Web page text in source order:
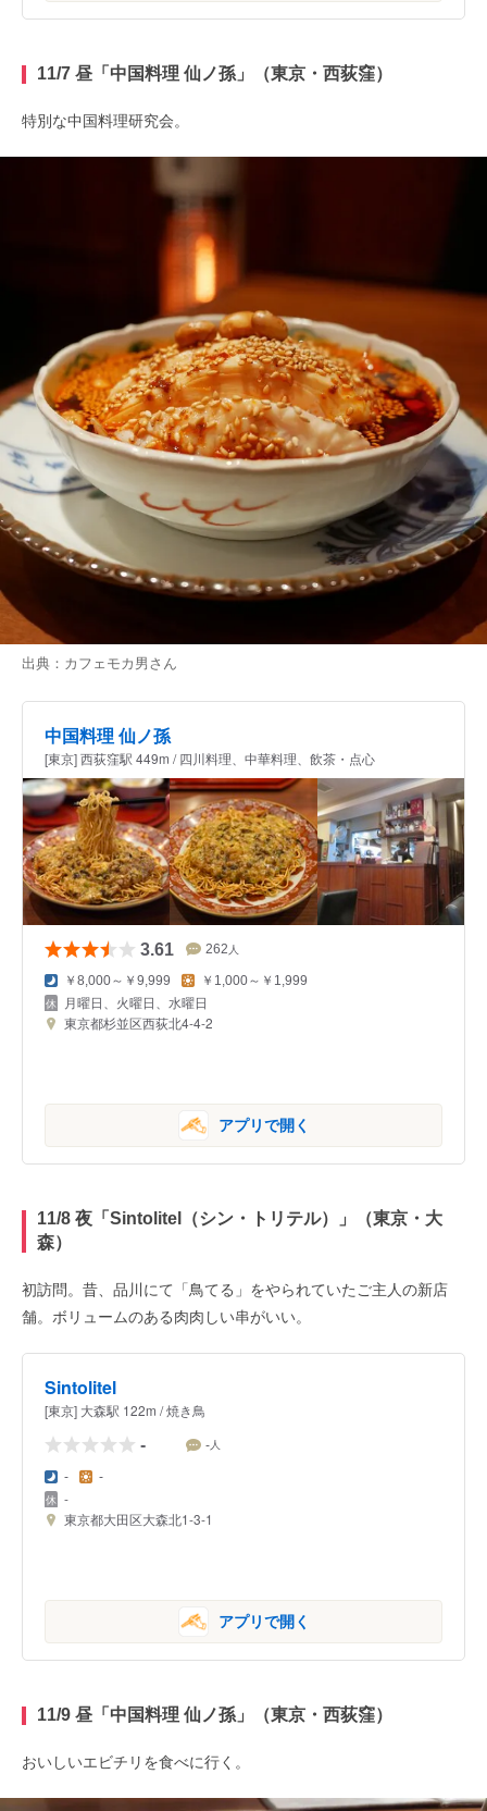
11/7 昼「中国料理 仙ノ孫」（東京・西荻窪）
特別な中国料理研究会。
出典： カフェモカ男 さん
中国料理 仙ノ孫
[東京] 西荻窪駅 449m / 四川料理、中華料理、飲茶・点心
3.61 262 人
￥8,000～￥9,999 ￥1,000～￥1,999
月曜日、火曜日、水曜日
東京都杉並区西荻北4-4-2
アプリで開く
11/8 夜「Sintolitel（シン・トリテル）」（東京・大
森）
初訪問。昔、品川にて「鳥てる」をやられていたご主人の新店
舗。ボリュームのある肉肉しい串がいい。
Sintolitel
[東京] 大森駅 122m / 焼き鳥
-
-人
- -
-
東京都大田区大森北1-3-1
アプリで開く
11/9 昼「中国料理 仙ノ孫」（東京・西荻窪）
おいしいエビチリを食べに行く。